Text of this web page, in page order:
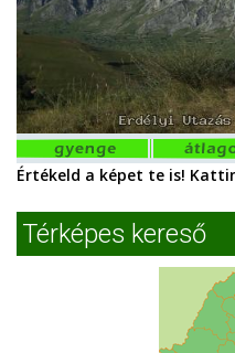
Értékeld a képet te is!
Térképes kereső